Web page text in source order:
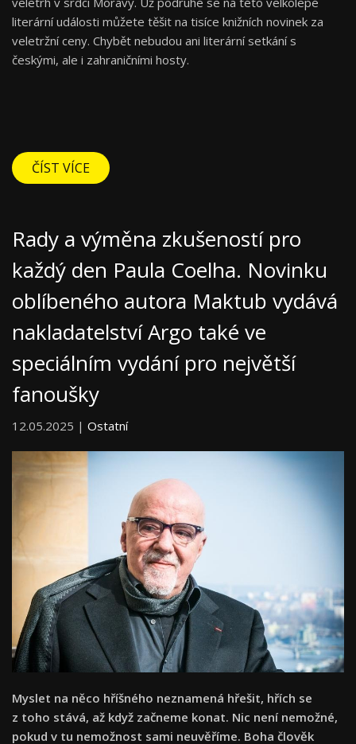
literární události můžete těšit na tisíce knižních novinek za
veletržní ceny. Chybět nebudou ani literární setkání s
českými, ale i zahraničními hosty.
ČÍST VÍCE
Rady a výměna zkušeností pro
každý den Paula Coelha. Novinku
oblíbeného autora Maktub vydává
nakladatelství Argo také ve
speciálním vydání pro největší
fanoušky
12.05.2025 | Ostatní
Myslet na něco hříšného neznamená hřešit, hřích se
z toho stává, až když začneme konat. Nic není nemožné,
pokud v tu nemožnost sami neuvěříme. Boha člověk